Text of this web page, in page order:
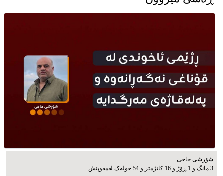
شۆرشی حاجی
3 مانگ و 1 ڕۆژ و 16 کاتژمێر و 54 خوله‌ک له‌مه‌وپێش‌